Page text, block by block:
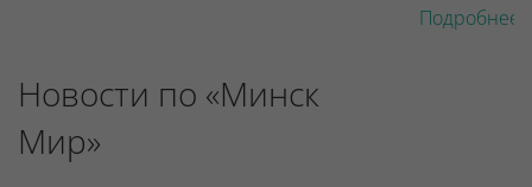
Подробнее
Новости по «Минск
Мир»